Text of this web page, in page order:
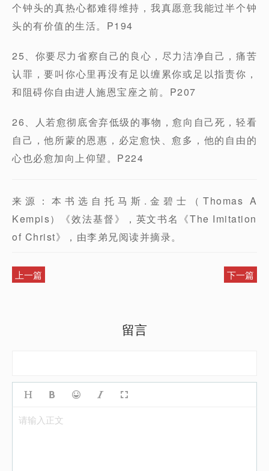
个钟头的真热心都难得维持，我真愿意我能过半个钟
头的有价值的生活。P194
25、你要尽力省察自己的良心，尽力洁净自己，痛苦
认罪，要叫你心里再没有足以缠累你或足以指责你，
和阻碍你自由进人施恩宝座之前。P207
26、人若愈彻底舍弃低级的事物，愈向自己死，轻看
自己，他所蒙的恩惠，必定愈快、愈多，他的自由的
心也必愈加向上仰望。P224
来源：本书选自托马斯.金碧士（Thomas A
Kempis）《效法基督》，英文书名《The Imitation
of Christ》，由李弟兄阅读并摘录。
上一篇 下一篇
留言
请输入正文